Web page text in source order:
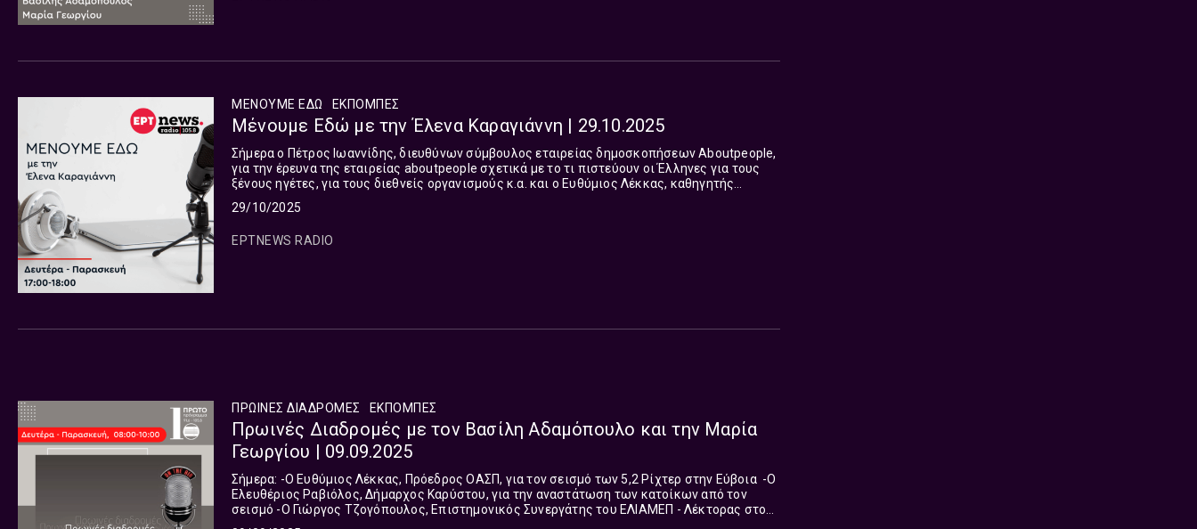
ΜΕΝΟΥΜΕ ΕΔΩ ΕΚΠΟΜΠΈΣ
Μένουμε Εδώ με την Έλενα Καραγιάννη | 29.10.2025
Σήμερα ο Πέτρος Ιωαννίδης, διευθύνων σύμβουλος εταιρείας δημοσκοπήσεων Aboutpeople,
για την έρευνα της εταιρείας aboutpeople σχετικά με το τι πιστεύουν οι Έλληνες για τους
ξένους ηγέτες, για τους διεθνείς οργανισμούς κ.α. και ο Ευθύμιος Λέκκας, καθηγητής
29/10/2025
ΕΡΤNEWS RADIO
ΠΡΩΙΝΕΣ ΔΙΑΔΡΟΜΕΣ ΕΚΠΟΜΠΈΣ
Πρωινές Διαδρομές με τον Βασίλη Αδαμόπουλο και την Μαρία
Γεωργίου | 09.09.2025
Σήμερα: -Ο Ευθύμιος Λέκκας, Πρόεδρος ΟΑΣΠ, για τον σεισμό των 5,2 Ρίχτερ στην Εύβοια -Ο
Ελευθέριος Ραβιόλος, Δήμαρχος Καρύστου, για την αναστάτωση των κατοίκων από τον
σεισμό -Ο Γιώργος Τζογόπουλος, Επιστημονικός Συνεργάτης του ΕΛΙΑΜΕΠ - Λέκτορας στο